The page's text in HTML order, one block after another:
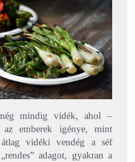
mindig vidék, ahol –
emberek igénye, mint
vidéki vendég a séf
adagot, gyakran a